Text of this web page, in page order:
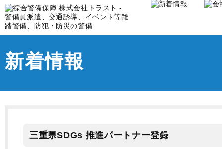
新着情報
三重県SDGs 推進パートナー登録